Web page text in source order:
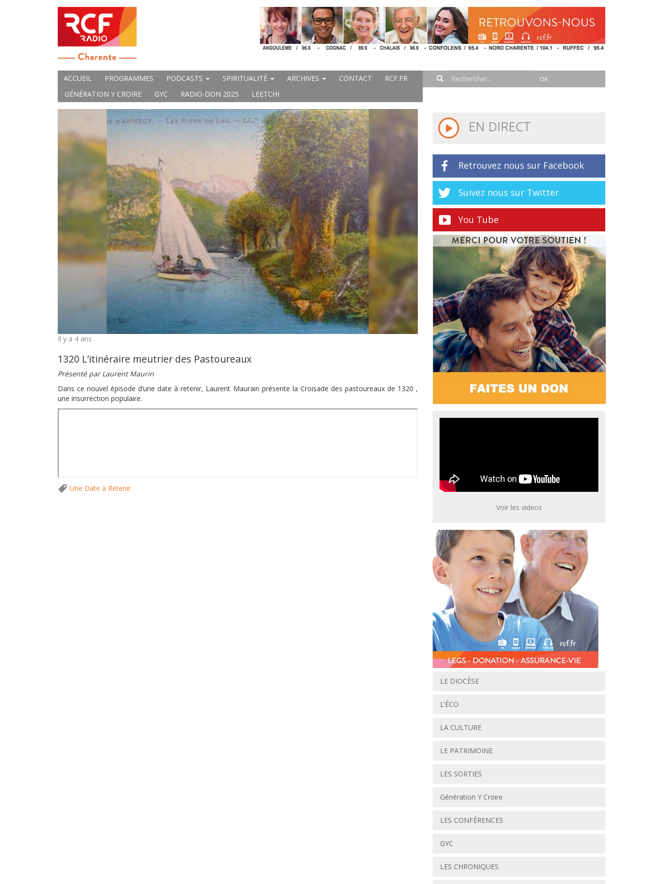
ACCUEIL PROGRAMMES PODCASTS SPIRITUALITÉ ARCHIVES CONTACT
RCF.FR
GÉNÉRATION Y CROIRE
GYC RADIO-DON 2025 LEETCHI
Il y a 4 ans
1320 L’itinéraire meutrier des Pastoureaux
Présenté par Laurent Maurin
Dans ce nouvel épisode d’une date à retenir, Laurent Maurain présente la Croisade des pastoureaux de 1320 ,
une insurrection populaire.
Une Date à Retenir
EN DIRECT
Retrouvez nous sur Facebook
Suivez nous sur Twitter
You Tube
Voir les videos
LE DIOCÈSE
L’ÉCO
LA CULTURE
LE PATRIMOINE
LES SORTIES
Génération Y Croire
LES CONFÉRENCES
GYC
LES CHRONIQUES